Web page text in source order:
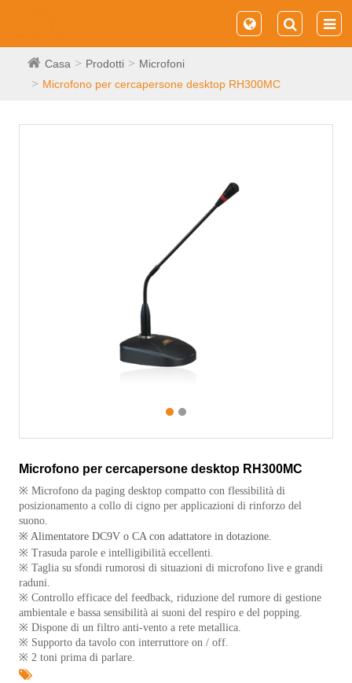
Casa Prodotti
Microfoni
Microfono per cercapersone desktop RH300MC
Microfono per cercapersone desktop RH300MC
※ Microfono da paging desktop compatto con flessibilità di
posizionamento a collo di cigno per applicazioni di rinforzo del
suono.
※ Alimentatore DC9V o CA con adattatore in dotazione.
※ Trasuda parole e intelligibilità eccellenti.
※ Taglia su sfondi rumorosi di situazioni di microfono live e grandi
raduni.
※ Controllo efficace del feedback, riduzione del rumore di gestione
ambientale e bassa sensibilità ai suoni del respiro e del popping.
※ Dispone di un filtro anti-vento a rete metallica.
※ Supporto da tavolo con interruttore on / off.
※ 2 toni prima di parlare.